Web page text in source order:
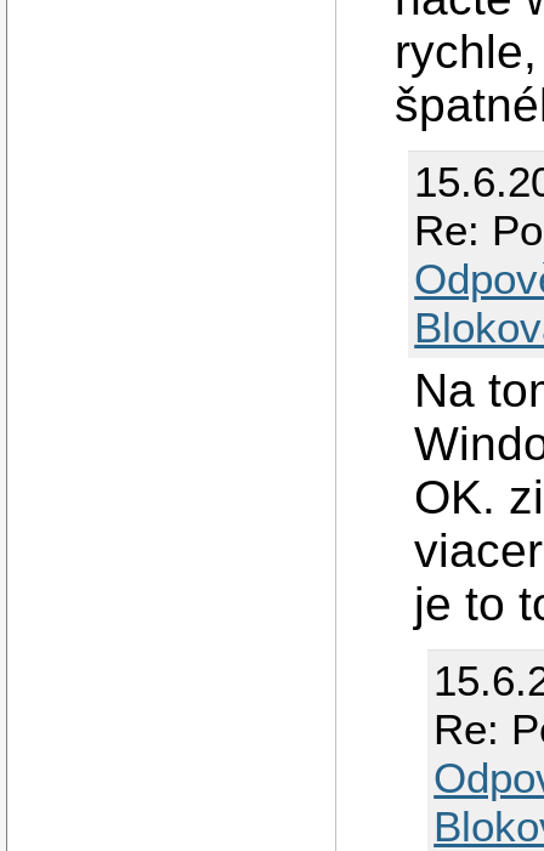
Re:
Na
OK.
je to
Re: